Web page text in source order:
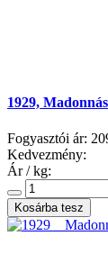
1929,
Fogyasztói ár:
Kedvezmény:
Ár / kg: